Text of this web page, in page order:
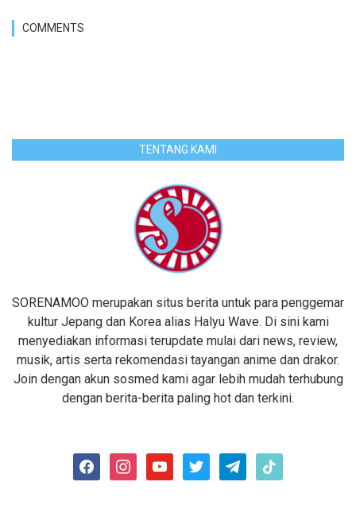
COMMENTS
TENTANG KAMI
SORENAMOO merupakan situs berita untuk para penggemar
kultur Jepang dan Korea alias Halyu Wave. Di sini kami
menyediakan informasi terupdate mulai dari news, review,
musik, artis serta rekomendasi tayangan anime dan drakor.
Join dengan akun sosmed kami agar lebih mudah terhubung
dengan berita-berita paling hot dan terkini.
facebookinstagramyoutubetwitter telegramtiktok